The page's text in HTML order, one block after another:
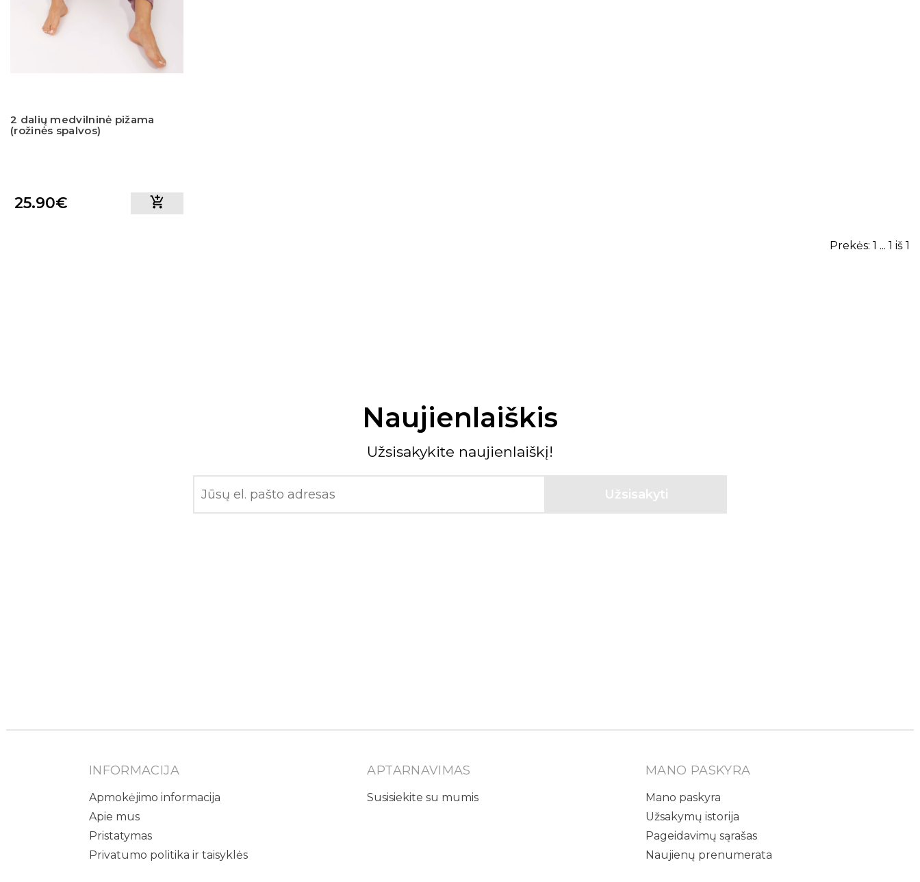
2 dalių medvilninė pižama
(rožinės spalvos)
25.90€
Prekės: 1 ... 1 iš 1
Naujienlaiškis
Užsisakykite naujienlaiškį!
INFORMACIJA
Apmokėjimo informacija
Apie mus
Pristatymas
Privatumo politika ir taisyklės
APTARNAVIMAS
Susisiekite su mumis
MANO PASKYRA
Mano paskyra
Užsakymų istorija
Pageidavimų sąrašas
Naujienų prenumerata